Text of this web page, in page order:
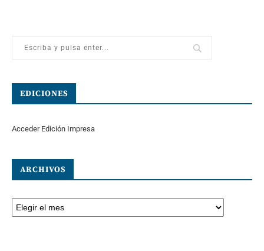
EDICIONES
Acceder Edición Impresa
ARCHIVOS